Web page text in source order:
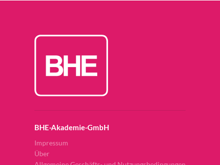
BHE-Akademie-GmbH
Impressum
Über